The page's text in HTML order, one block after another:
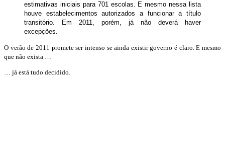
estimativas iniciais para 701 escolas. E mesmo nessa lista
houve estabelecimentos autorizados a funcionar a título
transitório. Em 2011, porém, já não deverá haver
excepções.
O verão de 2011 promete ser intenso se ainda existir governo é claro. E mesmo
que não exista …
… já está tudo decidido.